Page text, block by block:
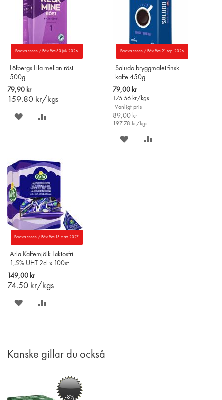
Parasta ennen / Bäst före 30 juli 2026
Löfbergs Lila mellan röst
500g
79,90 kr
159.80 kr/kgs
SPARA
Parasta ennen / Bäst före 21 sep. 2026
Saludo bryggmalet finsk
kaffe 450g
Special
Price
79,00 kr
175.56 kr/kgs
Vanligt pris
89,00 kr
197.78 kr/kgs
SPARA
Parasta ennen / Bäst före 15 mars 2027
Arla Kaffemjölk Laktosfri
1,5% UHT 2cl x 100st
149,00 kr
74.50 kr/kgs
SPARA
Kanske gillar du också
-8%